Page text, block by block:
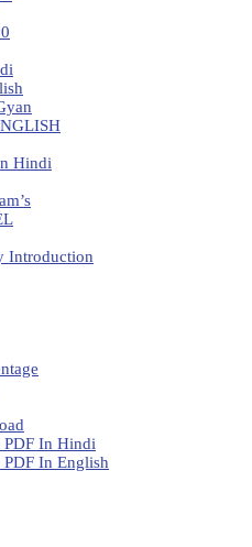
Hindi
Introduction
In Hindi
In English